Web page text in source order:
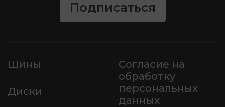
Подписаться
Шины
Диски
Согласие на
обработку
персональных
данных